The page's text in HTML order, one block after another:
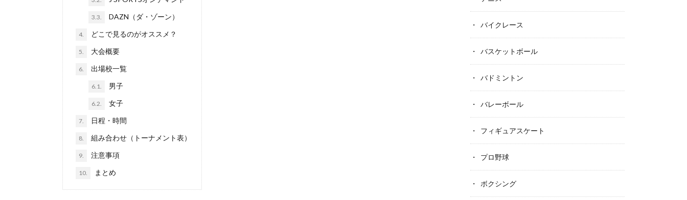
3.3. DAZN（ダ・ゾーン）
4. どこで見るのがオススメ？
5. 大会概要
6. 出場校一覧
6.1. 男子
6.2. 女子
7. 日程・時間
8. 組み合わせ（トーナメント表）
9. 注意事項
10. まとめ
バイクレース
バスケットボール
バドミントン
バレーボール
フィギュアスケート
プロ野球
ボクシング